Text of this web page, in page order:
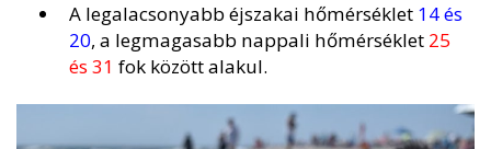
A legalacsonyabb éjszakai hőmérséklet 14 és
20, a legmagasabb nappali hőmérséklet 25
és 31 fok között alakul.